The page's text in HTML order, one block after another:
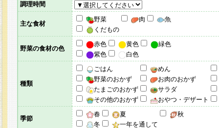
調理時間
主な食材
野菜 肉
魚
くだもの
野菜の食材の色
赤色 黄色
緑色
紫色
白色
種類
ごはん
めん
野菜のおかず
お肉のおかず
たまごのおかず
サラダ
その他のおかず
おやつ・デザート
季節
春 夏
秋
冬
一年を通して